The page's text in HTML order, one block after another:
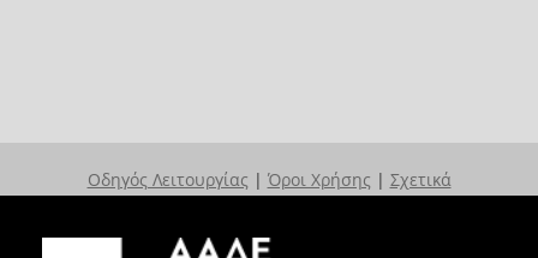
Οδηγός Λειτουργίας | Όροι Χρήσης | Σχετικά